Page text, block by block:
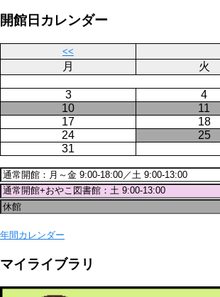
送
開館日カレンダー
<<
月 火
3
4
10
11
17
18
24
25
31
年間カレンダー
マイライブラリ